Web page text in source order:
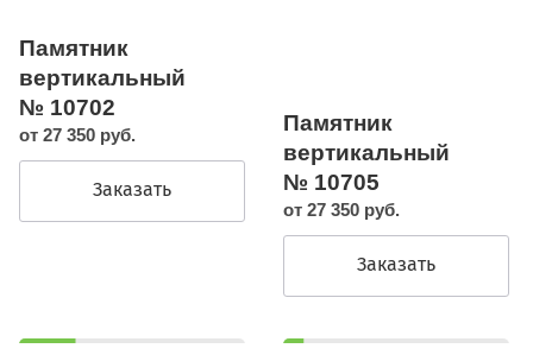
Памятник
вертикальный
№ 10702
от 27 350 руб.
Заказать
Памятник
вертикальный
№ 10705
от 27 350 руб.
Заказать